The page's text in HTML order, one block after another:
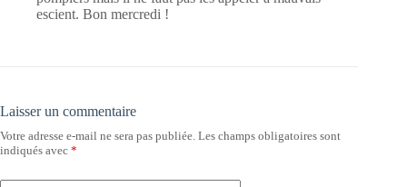
escient. Bon mercredi !
Laisser un commentaire
Votre adresse e-mail ne sera pas publiée. Les champs obligatoires sont
indiqués avec *